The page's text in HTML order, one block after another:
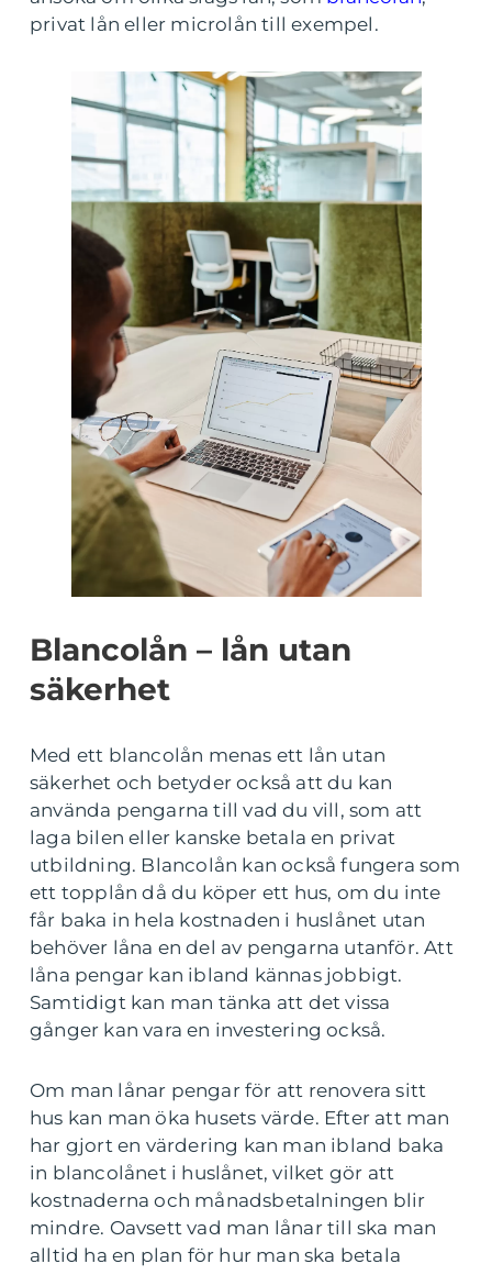
privat lån eller microlån till exempel.
Blancolån – lån utan
säkerhet
Med ett blancolån menas ett lån utan
säkerhet och betyder också att du kan
använda pengarna till vad du vill, som att
laga bilen eller kanske betala en privat
utbildning. Blancolån kan också fungera som
ett topplån då du köper ett hus, om du inte
får baka in hela kostnaden i huslånet utan
behöver låna en del av pengarna utanför. Att
låna pengar kan ibland kännas jobbigt.
Samtidigt kan man tänka att det vissa
gånger kan vara en investering också.
Om man lånar pengar för att renovera sitt
hus kan man öka husets värde. Efter att man
har gjort en värdering kan man ibland baka
in blancolånet i huslånet, vilket gör att
kostnaderna och månadsbetalningen blir
mindre. Oavsett vad man lånar till ska man
alltid ha en plan för hur man ska betala